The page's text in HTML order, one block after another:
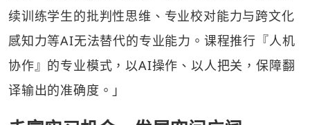
续训练学生的批判性思维、专业校对能力与跨文化
感知力等AI无法替代的专业能力。课程推行『人机
协作』的专业模式，以AI操作、以人把关，保障翻
译输出的准确度。」